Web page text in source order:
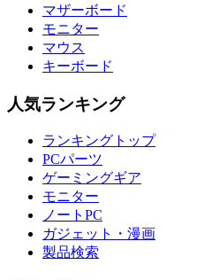
マザーボード
モニター
マウス
キーボード
人気ランキング
ランキングトップ
PCパーツ
ゲーミングギア
モニター
ノートPC
ガジェット・漫画
製品検索